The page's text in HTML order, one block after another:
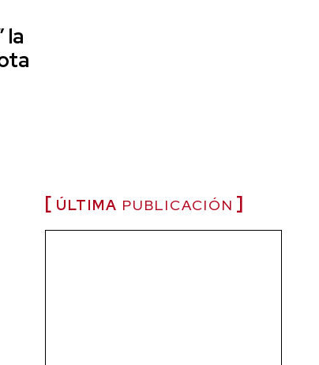
la
ÚLTIMA PUBLICACIÓN